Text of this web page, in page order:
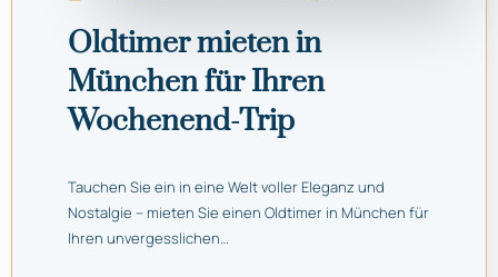
Oldtimer mieten in
München für Ihren
Wochenend-Trip
Tauchen Sie ein in eine Welt voller Eleganz und
Nostalgie – mieten Sie einen Oldtimer in München für
Ihren unvergesslichen…